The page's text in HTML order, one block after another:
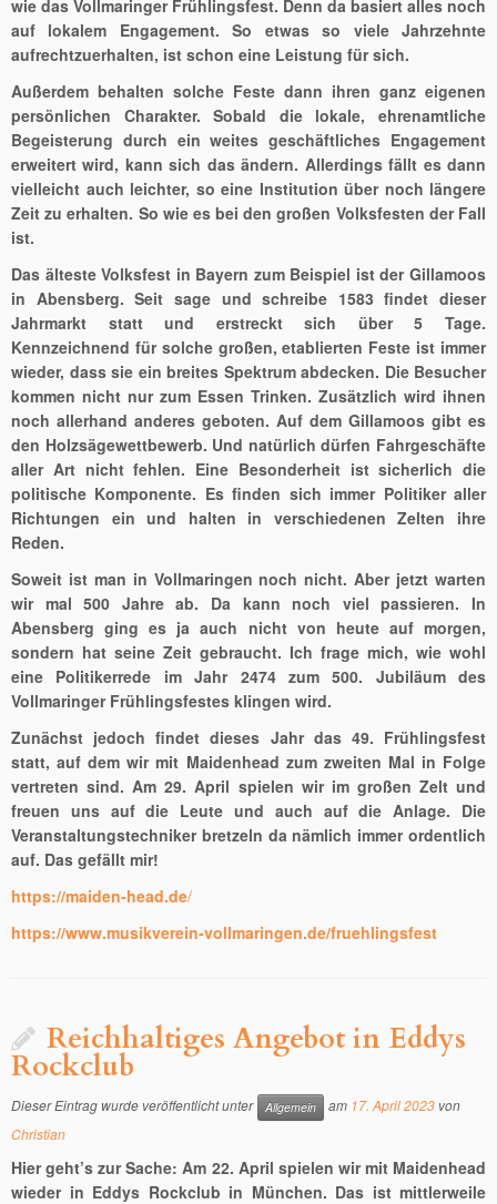
wie das Vollmaringer Frühlingsfest. Denn da basiert alles noch
auf lokalem Engagement. So etwas so viele Jahrzehnte
aufrechtzuerhalten, ist schon eine Leistung für sich.
Außerdem behalten solche Feste dann ihren ganz eigenen
persönlichen Charakter. Sobald die lokale, ehrenamtliche
Begeisterung durch ein weites geschäftliches Engagement
erweitert wird, kann sich das ändern. Allerdings fällt es dann
vielleicht auch leichter, so eine Institution über noch längere
Zeit zu erhalten. So wie es bei den großen Volksfesten der Fall
ist.
Das älteste Volksfest in Bayern zum Beispiel ist der Gillamoos
in Abensberg. Seit sage und schreibe 1583 findet dieser
Jahrmarkt statt und erstreckt sich über 5 Tage.
Kennzeichnend für solche großen, etablierten Feste ist immer
wieder, dass sie ein breites Spektrum abdecken. Die Besucher
kommen nicht nur zum Essen Trinken. Zusätzlich wird ihnen
noch allerhand anderes geboten. Auf dem Gillamoos gibt es
den Holzsägewettbewerb. Und natürlich dürfen Fahrgeschäfte
aller Art nicht fehlen. Eine Besonderheit ist sicherlich die
politische Komponente. Es finden sich immer Politiker aller
Richtungen ein und halten in verschiedenen Zelten ihre
Reden.
Soweit ist man in Vollmaringen noch nicht. Aber jetzt warten
wir mal 500 Jahre ab. Da kann noch viel passieren. In
Abensberg ging es ja auch nicht von heute auf morgen,
sondern hat seine Zeit gebraucht. Ich frage mich, wie wohl
eine Politikerrede im Jahr 2474 zum 500. Jubiläum des
Vollmaringer Frühlingsfestes klingen wird.
Zunächst jedoch findet dieses Jahr das 49. Frühlingsfest
statt, auf dem wir mit Maidenhead zum zweiten Mal in Folge
vertreten sind. Am 29. April spielen wir im großen Zelt und
freuen uns auf die Leute und auch auf die Anlage. Die
Veranstaltungstechniker bretzeln da nämlich immer ordentlich
auf. Das gefällt mir!
https://maiden-head.de/
https://www.musikverein-vollmaringen.de/fruehlingsfest
Reichhaltiges Angebot in Eddys
Rockclub
Dieser Eintrag wurde veröffentlicht unter Allgemein am 17. April 2023 von
Christian
Hier geht’s zur Sache: Am 22. April spielen wir mit Maidenhead
wieder in Eddys Rockclub in München. Das ist mittlerweile